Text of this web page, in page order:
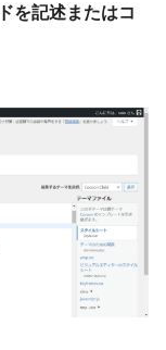
を記述またはコ